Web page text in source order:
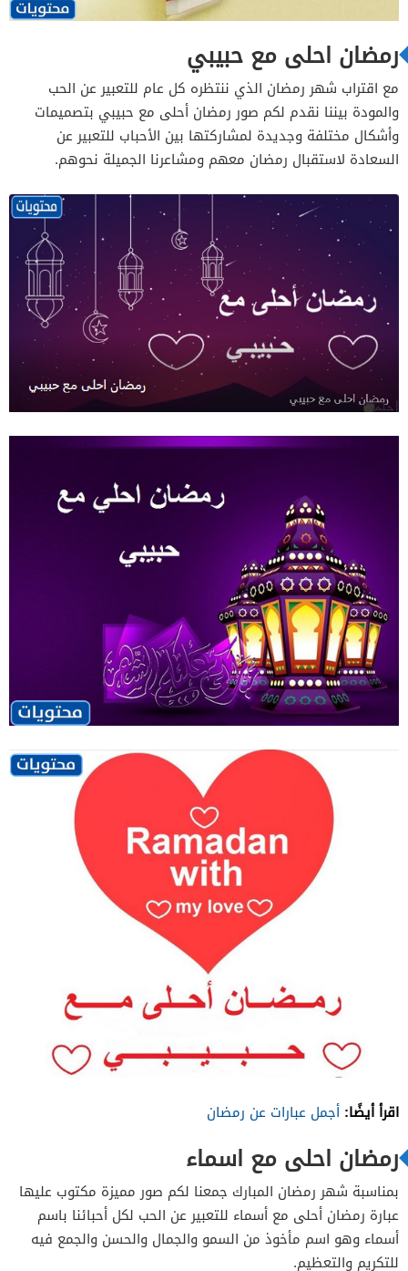
رمضان احلى مع حبيبي
مع اقتراب شهر رمضان الذي ننتظره كل عام للتعبير عن الحب
والمودة بيننا نقدم لكم صور رمضان أحلى مع حبيبي بتصميمات
وأشكال مختلفة وجديدة لمشاركتها بين الأحباب للتعبير عن
السعادة لاستقبال رمضان معهم ومشاعرنا الجميلة نحوهم.
اقرأ أيضًا: أجمل عبارات عن رمضان
رمضان احلى مع اسماء
بمناسبة شهر رمضان المبارك جمعنا لكم صور مميزة مكتوب عليها
عبارة رمضان أحلى مع أسماء للتعبير عن الحب لكل أحبائنا باسم
أسماء وهو اسم مأخوذ من السمو والجمال والحسن والجمع فيه
للتكريم والتعظيم.